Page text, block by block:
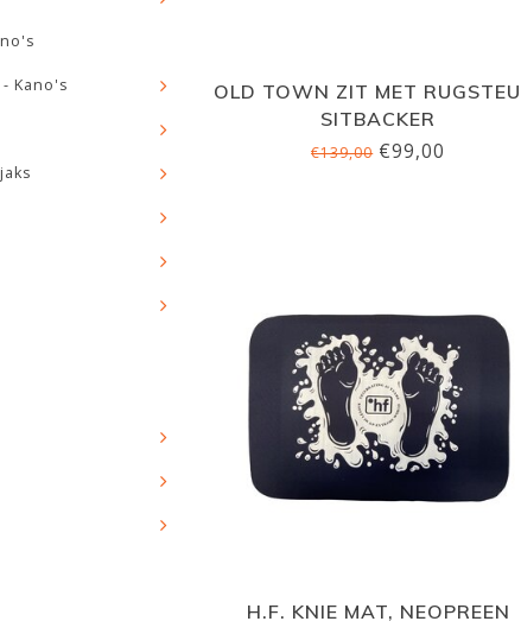
Kano's
OLD TOWN ZIT MET
SITBACKER
€139,00€99,00
H.F. KNIE MAT, NEOPREEN